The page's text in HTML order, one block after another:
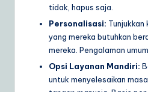
tidak, hapus saja.
Personalisasi:
yang mereka butuhkan
mereka. Pengalaman
Opsi Layanan Mandiri:
untuk menyelesaikan